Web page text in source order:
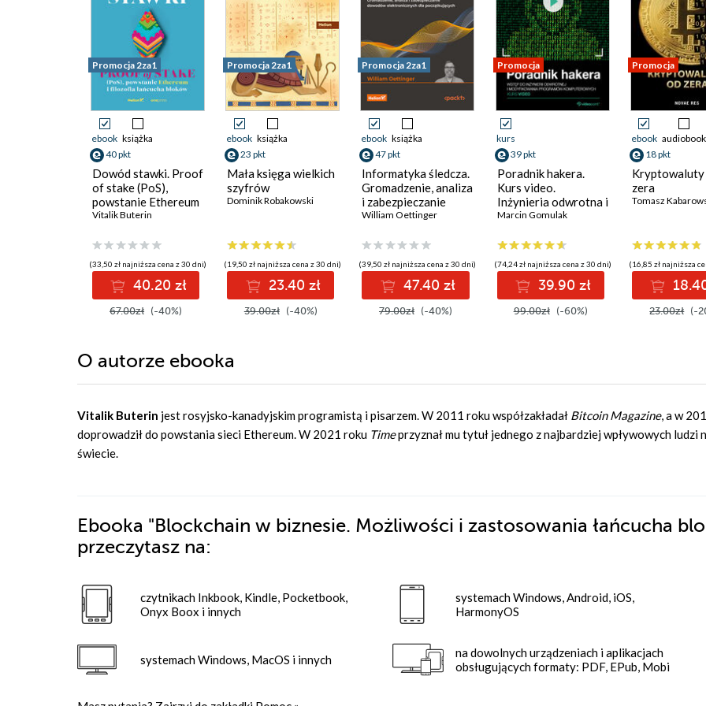
Promocja 2za1
ebook książka
40 pkt
Dowód stawki. Proof
of stake (PoS),
powstanie Ethereum
i filozofia łańcucha
Vitalik Buterin
(33,50 zł najniższa cena z 30 dni)
40.20 zł
67.00zł (-40%)
Promocja 2za1
ebook książka
23 pkt
Mała księga wielkich
szyfrów
Dominik Robakowski
(19,50 zł najniższa cena z 30 dni)
23.40 zł
39.00zł (-40%)
Promocja 2za1
ebook książka
47 pkt
Informatyka śledcza.
Gromadzenie, analiza
i zabezpieczanie
dowodów
początkujących.
Wydanie II
William Oettinger
(39,50 zł najniższa cena z 30 dni)
47.40 zł
79.00zł (-40%)
Promocja
kurs
39 pkt
Poradnik hakera.
Kurs video.
Inżynieria odwrotna i
modyfikacja
komputerowych
Marcin Gomulak
(74,24 zł najniższa cena z 30 dni)
39.90 zł
99.00zł (-60%)
Promocja
ebook audiobook
18 pkt
Kryptowaluty
zera
Tomasz
(16,85 zł najniższa
23.00zł (-
O autorze ebooka
Vitalik Buterin jest rosyjsko-kanadyjskim programistą i pisarzem. W 2011 roku współzakładał Bitcoin Magazine, a w
doprowadził do powstania sieci Ethereum. W 2021 roku Timeprzyznał mu tytuł jednego z najbardziej wpływowych ludzi
świecie.
Ebooka "Blockchain w biznesie. Możliwości i zastosowania łańcucha
przeczytasz na:
czytnikach Inkbook, Kindle, Pocketbook,
Onyx Boox i innych
systemach Windows, MacOS i innych
systemach Windows, Android, iOS,
HarmonyOS
na dowolnych urządzeniach i aplikacjach
obsługujących formaty: PDF, EPub, Mobi